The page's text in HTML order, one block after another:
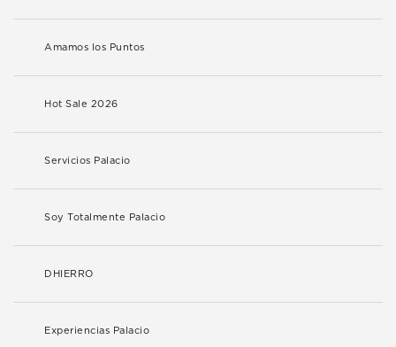
Amamos los Puntos
Hot Sale 2026
Servicios Palacio
Soy Totalmente Palacio
DHIERRO
Experiencias Palacio